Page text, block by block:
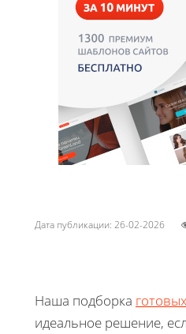
Дата публикации: 26-02-2026
Наша подборка
идеальное решение,